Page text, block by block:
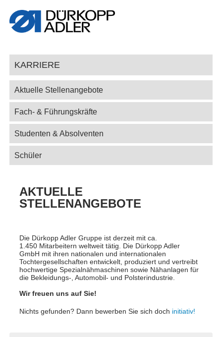
KARRIERE
Aktuelle Stellenangebote
Fach- & Führungskräfte
Studenten & Absolventen
Schüler
AKTUELLE
STELLENANGEBOTE
Die Dürkopp Adler Gruppe ist derzeit mit ca.
1.450 Mitarbeitern weltweit tätig. Die Dürkopp Adler
GmbH mit ihren nationalen und internationalen
Tochtergesellschaften entwickelt, produziert und vertreibt
hochwertige Spezialnähmaschinen sowie Nähanlagen für
die Bekleidungs-, Automobil- und Polsterindustrie.
Wir freuen uns auf Sie!
Nichts gefunden? Dann bewerben Sie sich doch initiativ!